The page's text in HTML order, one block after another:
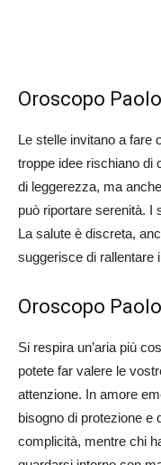
Oroscopo
Le stelle invitano a fare
troppe idee rischiano di
di leggerezza, ma
può riportare serenità. I
La salute è discreta,
suggerisce di rallentare
Oroscopo
Si respira un’aria più
potete far valere le
attenzione. In amore
bisogno di protezione e
complicità, mentre chi